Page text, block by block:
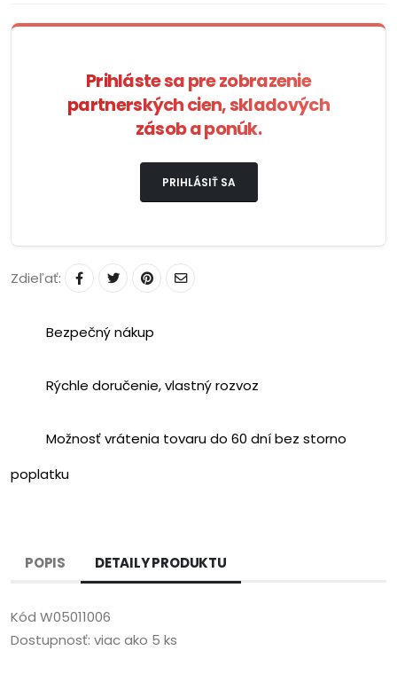
Prihláste sa pre zobrazenie
partnerských cien, skladových
zásob a ponúk.
PRIHLÁSIŤ SA
Zdieľať:
Bezpečný nákup
Rýchle doručenie, vlastný rozvoz
Možnosť vrátenia tovaru do 60 dní bez storno
poplatku
POPIS DETAILY PRODUKTU
Kód W05011006
Dostupnosť: viac ako 5 ks